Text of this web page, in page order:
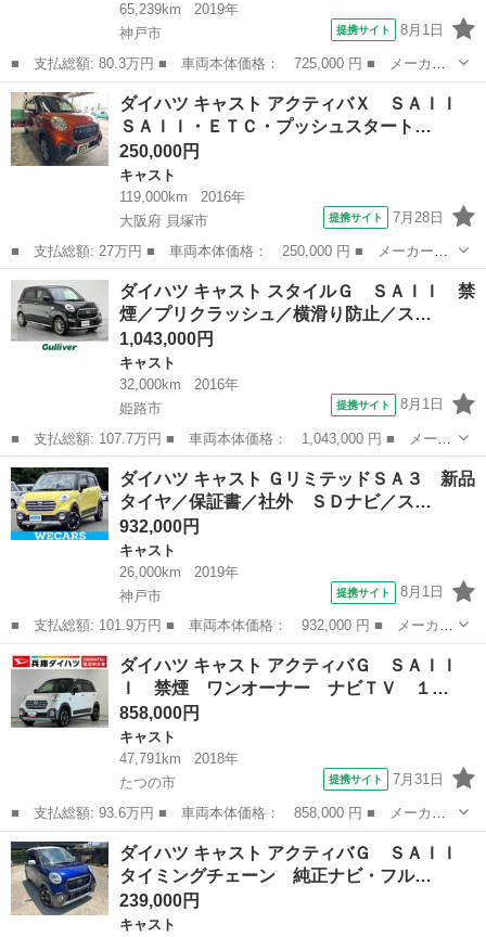
65,239km
2019年
神戸市
提携サイト 8月1日
■ 支払総額: 80.3万円 ■ 車両本体価格： 725,000 円 ■ メーカー
名： ダイハツ ■ 車種名： キャスト ■ グレード名： アクティ
バＸ リミテッド ＳＡＩＩＩ ディスプレイオーディオ １年保
証 ディスプレ...
兵庫 神戸市 キャスト
ダイハツ キャスト アクティバＸ ＳＡＩＩ
ＳＡＩＩ・ＥＴＣ・プッシュスタート…
250,000円
キャスト
119,000km
2016年
大阪府 貝塚市
提携サイト 7月28日
■ 支払総額: 27万円 ■ 車両本体価格： 250,000 円 ■ メーカー
名： ダイハツ ■ 車種名： キャスト ■ グレード名： アクティ
バＸ ＳＡＩＩ ＳＡＩＩ・ＥＴＣ・プッシュスタートスマートキ
ー・スペアキー有・...
大阪 貝塚市 キャスト
ダイハツ キャスト スタイルＧ ＳＡＩＩ 禁
煙／プリクラッシュ／横滑り防止／ス…
1,043,000円
キャスト
32,000km
2016年
姫路市
提携サイト 8月1日
■ 支払総額: 107.7万円 ■ 車両本体価格： 1,043,000 円 ■ メーカ
ー名： ダイハツ ■ 車種名： キャスト ■ グレード名： スタイ
ルＧ ＳＡＩＩ 禁煙／プリクラッシュ／横滑り防止／ステアリング
リモコン...
兵庫 姫路市 キャスト
ダイハツ キャスト ＧリミテッドＳＡ３ 新品
タイヤ／保証書／社外 ＳＤナビ／ス…
932,000円
キャスト
26,000km
2019年
神戸市
提携サイト 8月1日
■ 支払総額: 101.9万円 ■ 車両本体価格： 932,000 円 ■ メーカー
名： ダイハツ ■ 車種名： キャスト ■ グレード名： Ｇリミテ
ッドＳＡ３ 新品タイヤ／保証書／社外 ＳＤナビ／スマートアシス
ト（トヨタ...
兵庫 神戸市 キャスト
ダイハツ キャスト アクティバＧ ＳＡＩＩ
Ｉ 禁煙 ワンオーナー ナビＴＶ １…
858,000円
キャスト
47,791km
2018年
たつの市
提携サイト 7月31日
■ 支払総額: 93.6万円 ■ 車両本体価格： 858,000 円 ■ メーカー
名： ダイハツ ■ 車種名： キャスト ■ グレード名： アクティ
バＧ ＳＡＩＩＩ 禁煙 ワンオーナー ナビＴＶ １年保証 禁煙
車 ワンオー...
兵庫 たつの市 キャスト
ダイハツ キャスト アクティバＧ ＳＡＩＩ
タイミングチェーン 純正ナビ・フル…
239,000円
キャスト